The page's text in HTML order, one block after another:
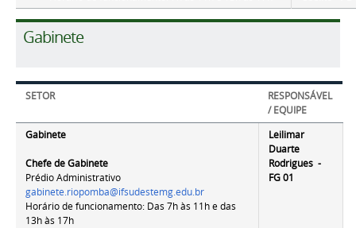
Gabinete
SETOR
RESPONSÁVEL
/ EQUIPE
Gabinete
Chefe de Gabinete
Prédio Administrativo
gabinete.riopomba@ifsudestemg.edu.br
Horário de funcionamento: Das 7h às 11h e das
13h às 17h
Leilimar
Duarte
Rodrigues -
FG 01